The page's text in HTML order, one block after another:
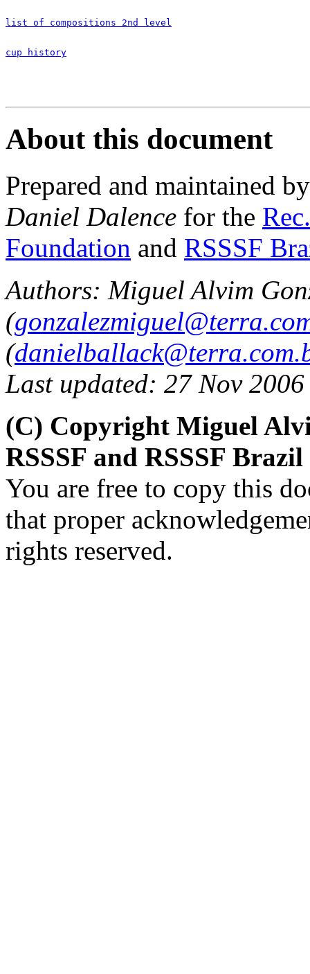
list of compositions 2nd level
cup history
About this document
Prepared and maintained
Daniel Dalence for the
Foundation and RSSSF
Authors: Miguel Alvim
(
(
Last updated: 27 Nov 2006
(C) Copyright Miguel
RSSSF and RSSSF Brazil
You are free to copy this
that proper
rights reserved.